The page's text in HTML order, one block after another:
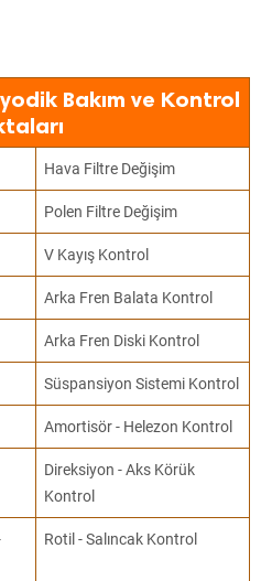
Bakım ve Kontrol
Hava Filtre Değişim
Polen Filtre Değişim
V Kayış Kontrol
Arka Fren Balata Kontrol
Arka Fren Diski Kontrol
Süspansiyon Sistemi Kontrol
Amortisör - Helezon Kontrol
Direksiyon - Aks Körük
Kontrol
Rotil - Salıncak Kontrol